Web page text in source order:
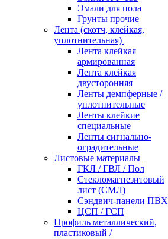
Эмали для пола
Грунты прочие
Лента (скотч, клейкая,
уплотнительная)
Лента клейкая
армированная
Лента клейкая
двусторонняя
Ленты демпферные /
уплотнительные
Ленты клейкие
специальные
Ленты сигнально-
оградительные
Листовые материалы
ГКЛ / ГВЛ / Пол
Стекломагнезитовый
лист (СМЛ)
Сэндвич-панели ПВХ
ЦСП / ГСП
Профиль металлический,
пластиковый /